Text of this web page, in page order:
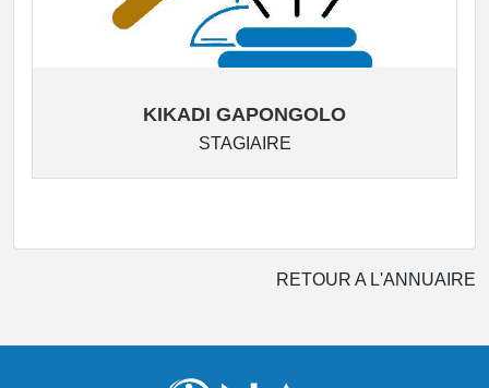
KIKADI GAPONGOLO
STAGIAIRE
RETOUR A L'ANNUAIRE